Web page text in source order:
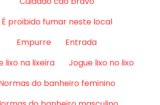
É proibido fumar neste local
Empurre
Entrada
lixo na lixeira
Jogue lixo no lixo
do banheiro feminino